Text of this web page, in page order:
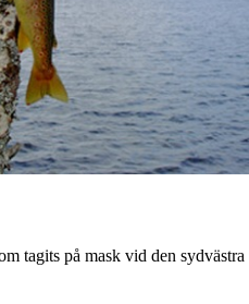
tagits på mask vid den sydvästra